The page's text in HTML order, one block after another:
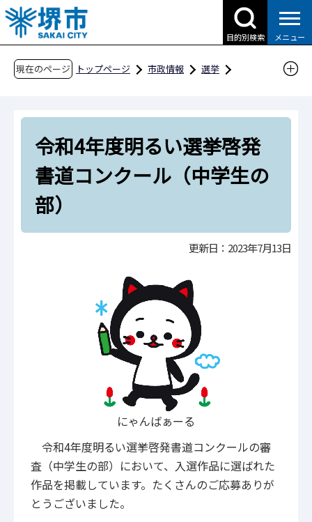
こ
の
ペ
目的別検索 メニュー
現在のページ トップページ 市政情報
選挙
令和4年度明るい選挙啓発書道コンクール（中
学生の部）
令和4年度明るい選挙啓発
書道コンクール（中学生の
部）
更新日：2023年7月13日
にゃんばぁーる
令和4年度明るい選挙啓発書道コンクールの審
査（中学生の部）において、入選作品に選ばれた
作品を掲載しています。たくさんのご応募ありが
とうございました。